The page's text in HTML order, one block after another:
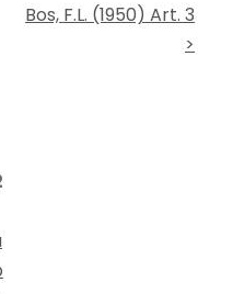
Bos, F.L. (1950) Art. 3
>